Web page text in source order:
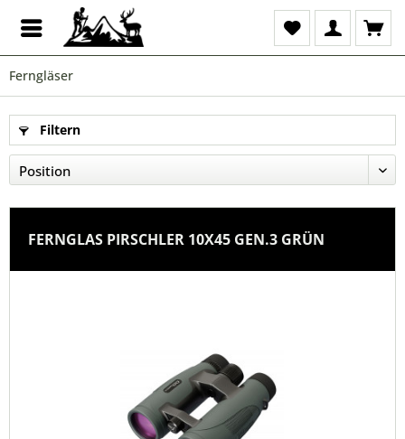
Ferngläser
Filtern
FERNGLAS PIRSCHLER 10X45 GEN.3 GRÜN